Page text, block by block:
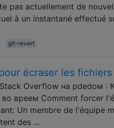
pas actuellement de
à un instantané effectué
git-revert
écraser les fichiers
Overflow на рdedом :
вреем Comment forcer
Un membre de l'équipe
des …